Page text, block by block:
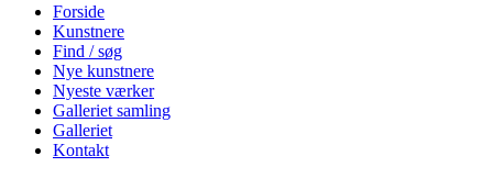
Forside
Kunstnere
Find / søg
Nye kunstnere
Nyeste værker
Galleriet samling
Galleriet
Kontakt